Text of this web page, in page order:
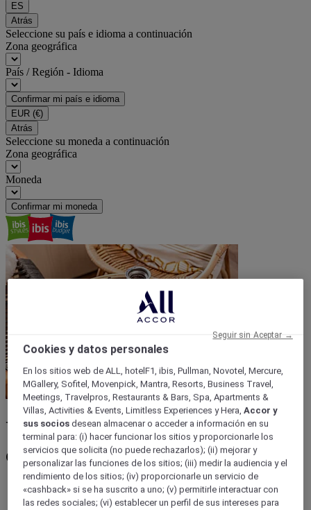
ES
Atrás
Seleccione su país e idioma a continuación
Zona geográfica
País / Región - Idioma
Confirmar mi país e idioma
EUR (€)
Atrás
Seleccione su moneda a continuación
Zona geográfica
Moneda
Confirmar mi moneda
Un desayuno rebosante de
color y vitalidad en ibis Styles
error (es)
Cookies y datos personales
En los sitios web de ALL, hotelF1, ibis, Pullman, Novotel, Mercure,
MGallery, Sofitel, Movenpick, Mantra, Resorts, Business Travel,
Meetings, Travelpros, Restaurants & Bars, Spa, Apartments &
Villas, Activities & Events, Limitless Experiences y Hera,Accor y
sus socios desean almacenar o acceder a información en su
terminal para: (i) hacer funcionar los sitios y proporcionarle los
servicios que solicita (no puede rechazarlos); (ii) mejorar y
personalizar las funciones de los sitios; (iii) medir la audiencia y el
rendimiento de los sitios; (iv) proporcionarle un servicio de
«cashback» si se ha suscrito a uno; (v) permitirle interactuar con
las redes sociales; (vi) establecer un perfil de sus intereses para
Seguir sin Aceptar →